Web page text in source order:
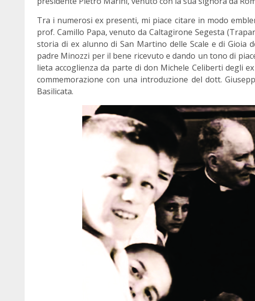
Tra i numerosi ex presenti, mi piace citare in modo
prof. Camillo Papa, venuto da Caltagirone Segesta
storia di ex alunno di San Martino delle Scale e di Gioia
padre Minozzi per il bene ricevuto e dando un tono di
lieta accoglienza da parte di don Michele Celiberti degli
commemorazione con una introduzione del dott.
Basilicata.